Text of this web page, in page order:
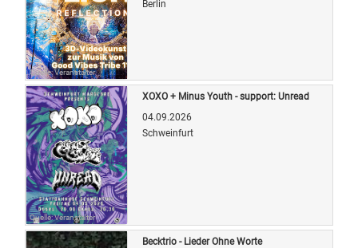
Quelle: Veranstalter
Berlin
Quelle: Veranstalter
XOXO + Minus Youth - support: Unread
04.09.2026
Schweinfurt
Becktrio - Lieder Ohne Worte